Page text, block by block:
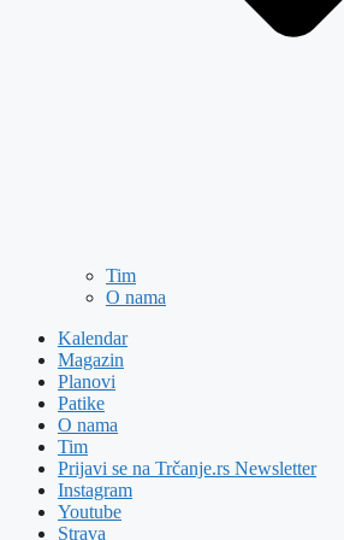
Tim
O nama
Kalendar
Magazin
Planovi
Patike
O nama
Tim
Prijavi se na Trčanje.rs Newsletter
Instagram
Youtube
Strava